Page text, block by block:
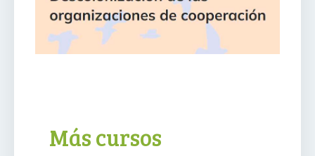
Más cursos